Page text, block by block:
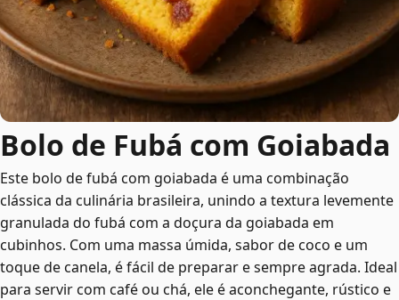
Bolo de Fubá com Goiabada
Este bolo de fubá com goiabada é uma combinação
clássica da culinária brasileira, unindo a textura levemente
granulada do fubá com a doçura da goiabada em
cubinhos. Com uma massa úmida, sabor de coco e um
toque de canela, é fácil de preparar e sempre agrada. Ideal
para servir com café ou chá, ele é aconchegante, rústico e